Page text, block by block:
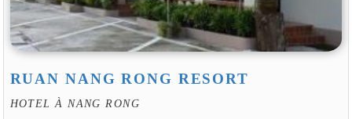
RUAN NANG RONG RESORT
HOTEL À NANG RONG